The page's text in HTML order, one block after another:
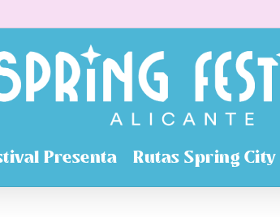
Presenta Rutas Spring City